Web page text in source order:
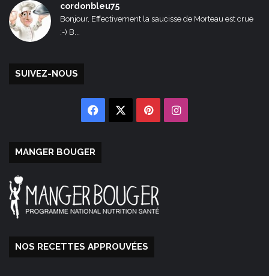
cordonbleu75
Bonjour, Effectivement la saucisse de Morteau est crue
:-) B...
SUIVEZ-NOUS
Facebook PinterestInstagram
MANGER BOUGER
NOS RECETTES APPROUVÉES